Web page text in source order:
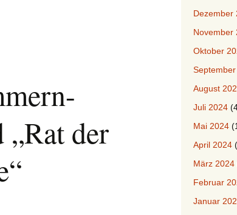
der
Dezember
November
Oktober
August
Juli 2024
Mai 2024
April 2024
März 2024
Februar
Januar